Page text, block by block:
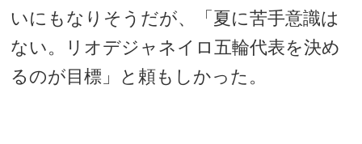
いにもなりそうだが、「夏に苦手意識は
ない。リオデジャネイロ五輪代表を決め
るのが目標」と頼もしかった。